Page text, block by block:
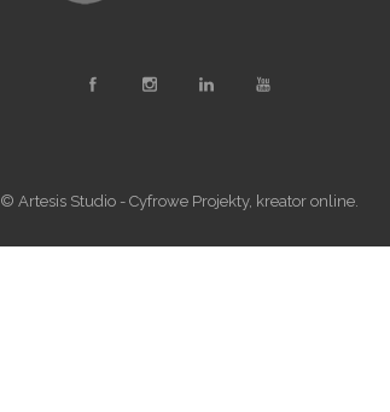
© Artesis Studio - Cyfrowe Projekty, kreator online.